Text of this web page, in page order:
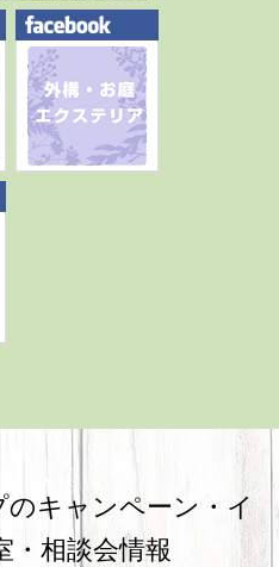
キャンペーン・ イ
・相談会情報